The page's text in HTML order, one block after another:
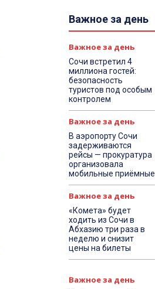
Важное за день
Важное за день
Сочи встретил 4
миллиона гостей:
безопасность
туристов под особым
контролем
Важное за день
В аэропорту Сочи
задерживаются
рейсы — прокуратура
организовала
мобильные приёмные
Важное за день
«Комета» будет
ходить из Сочи в
Абхазию три раза в
неделю и снизит
цены на билеты
Важное за день